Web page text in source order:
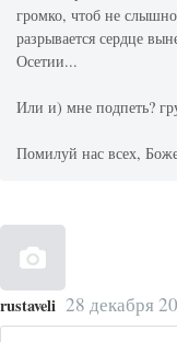
громко, чтоб не
разрывается сердце
Осетии...
Или и) мне подпеть?
Помилуй нас всех,
rustaveli 28 декабря